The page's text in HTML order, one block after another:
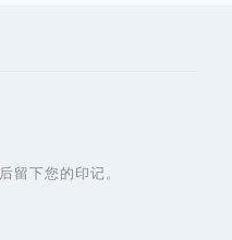
后留下您的印记。